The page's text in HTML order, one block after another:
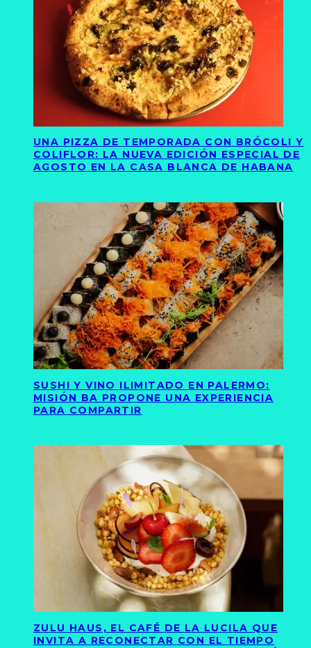
UNA PIZZA DE TEMPORADA CON BRÓCOLI Y
COLIFLOR: LA NUEVA EDICIÓN ESPECIAL DE
AGOSTO EN LA CASA BLANCA DE HABANA
SUSHI Y VINO ILIMITADO EN PALERMO:
MISIÓN BA PROPONE UNA EXPERIENCIA
PARA COMPARTIR
ZULU HAUS, EL CAFÉ DE LA LUCILA QUE
INVITA A RECONECTAR CON EL TIEMPO